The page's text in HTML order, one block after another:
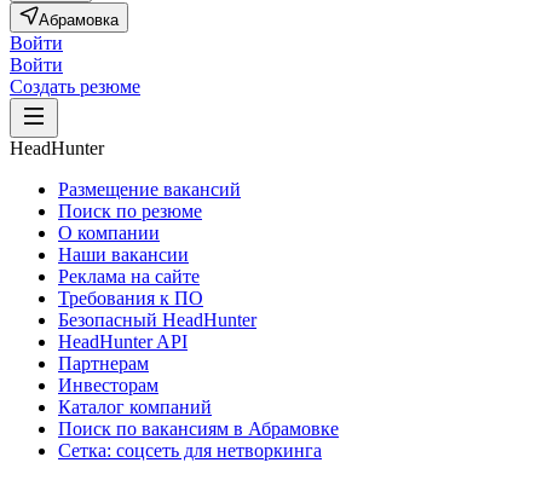
Абрамовка
Войти
Войти
Создать резюме
HeadHunter
Размещение вакансий
Поиск по резюме
О компании
Наши вакансии
Реклама на сайте
Требования к ПО
Безопасный HeadHunter
HeadHunter API
Партнерам
Инвесторам
Каталог компаний
Поиск по вакансиям в Абрамовке
Сетка: соцсеть для нетворкинга